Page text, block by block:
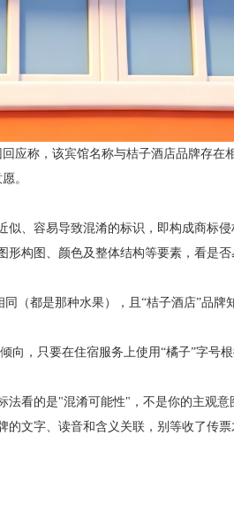
称，该宾馆名称与桔子酒店品牌存在
。
、容易导致混淆的标识，即构成商标侵
构图、颜色及整体结构等要素，看是否
都是那种水果），且“桔子酒店”品牌
，只要在住宿服务上使用“橘子”字号
看的是"混淆可能性"，不是你的主观意
文字、读音和含义关联，别等收了传票